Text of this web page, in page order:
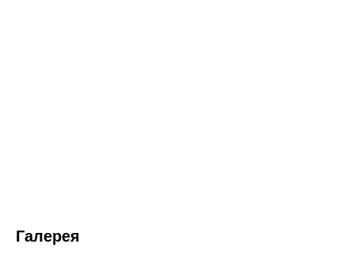
Галерея